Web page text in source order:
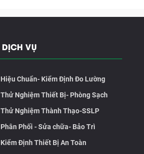
DỊCH VỤ
Hiệu Chuẩn- Kiểm Định Đo Lường
Thử Nghiệm Thiết Bị- Phòng Sạch
Thử Nghiệm Thành Thạo-SSLP
Phân Phối - Sửa chữa- Bảo Trì
Kiểm Định Thiết Bị An Toàn